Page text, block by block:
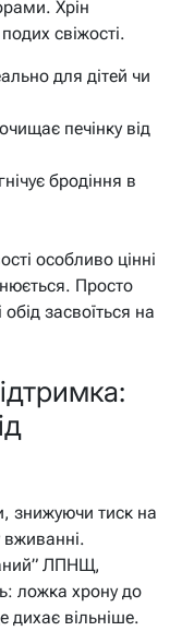
Хрін
свіжості.
для дітей чи
печінку від
бродіння в
особливо цінні
Просто
засвоїться на
знижуючи тиск на
ЛПНЩ,
ложка хрону до
дихає вільніше.